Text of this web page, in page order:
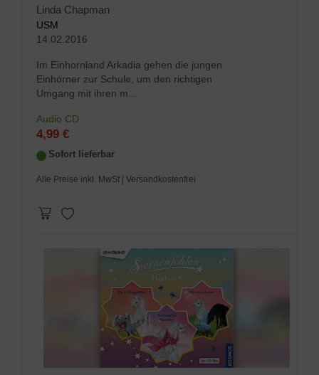
Linda Chapman
USM
14.02.2016
Im Einhornland Arkadia gehen die jungen
Einhörner zur Schule, um den richtigen
Umgang mit ihren m...
Audio CD
4,99 €
Sofort lieferbar
Alle Preise inkl. MwSt | Versandkostenfrei